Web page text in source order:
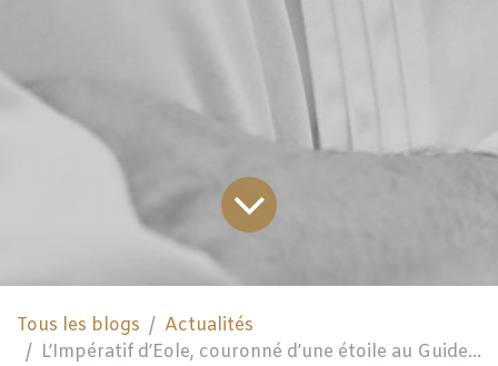
Tous les blogs
Actualités
L’Impératif d’Eole, couronné d’une étoile au Guide Michelin !